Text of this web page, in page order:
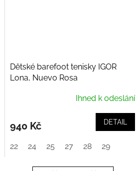
33
Dětské barefoot tenisky IGOR
Lona, Nuevo Rosa
Ihned k odeslání
940 Kč DETAIL
22 24 25 27 28 29